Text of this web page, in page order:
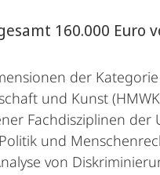
160.000 Euro
der
und Kunst
Fachdisziplinen
und
von